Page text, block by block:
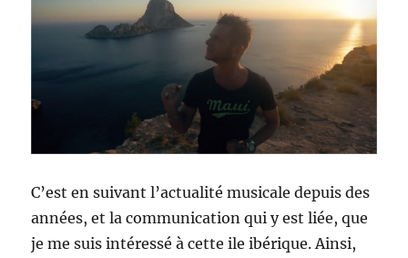
C’est en suivant l’actualité musicale depuis des
années, et la communication qui y est liée, que
je me suis intéressé à cette ile ibérique. Ainsi,